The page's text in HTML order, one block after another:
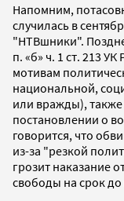
Напомним,
случилась в
"НТВшники".
п. «б» ч. 1 ст. 213
мотивам
национальной,
или вражды), также
постановлении о
говорится, что
из-за "резкой
грозит наказание
свободы на срок до